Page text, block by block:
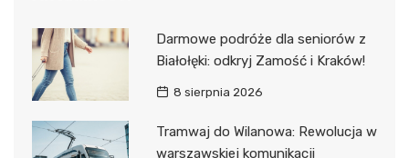
Darmowe podróże dla seniorów z
Białołęki: odkryj Zamość i Kraków!
8 sierpnia 2026
Tramwaj do Wilanowa: Rewolucja w
warszawskiej komunikacji